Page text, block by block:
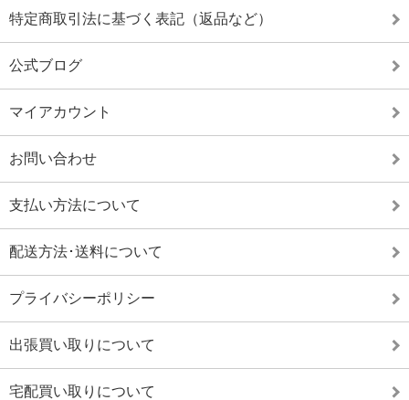
特定商取引法に基づく表記（返品など）
公式ブログ
マイアカウント
お問い合わせ
支払い方法について
配送方法･送料について
プライバシーポリシー
出張買い取りについて
宅配買い取りについて